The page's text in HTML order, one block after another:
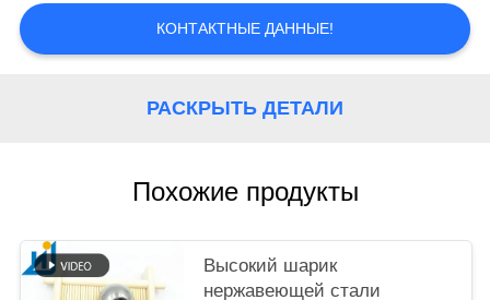
PRIVACY
POLICY
КОНТАКТНЫЕ ДАННЫЕ!
РАСКРЫТЬ ДЕТАЛИ
Похожие продукты
Высокий шарик
нержавеющей стали